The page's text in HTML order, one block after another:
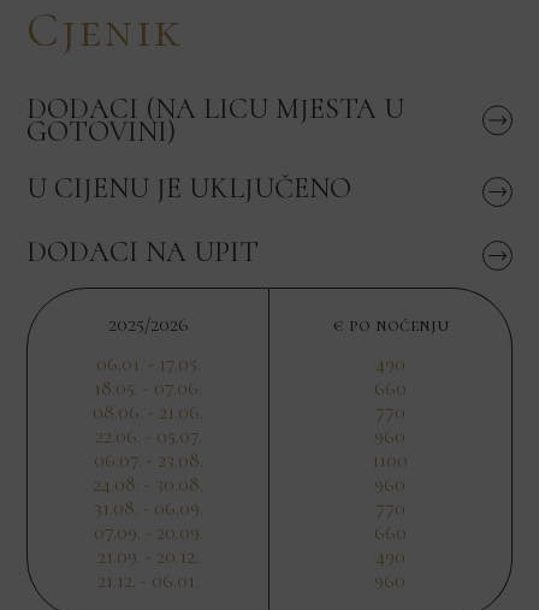
Cjenik
DODACI (NA LICU MJESTA U
GOTOVINI)
U CIJENU JE UKLJUČENO
DODACI NA UPIT
2025/2026
06.01. - 17.05.
18.05. - 07.06.
08.06. - 21.06.
22.06. - 05.07.
06.07. - 23.08.
24.08. - 30.08.
31.08. - 06.09.
07.09. - 20.09.
21.09. - 20.12.
21.12. - 06.01.
€ po noćenju
490
660
770
960
1100
960
770
660
490
960